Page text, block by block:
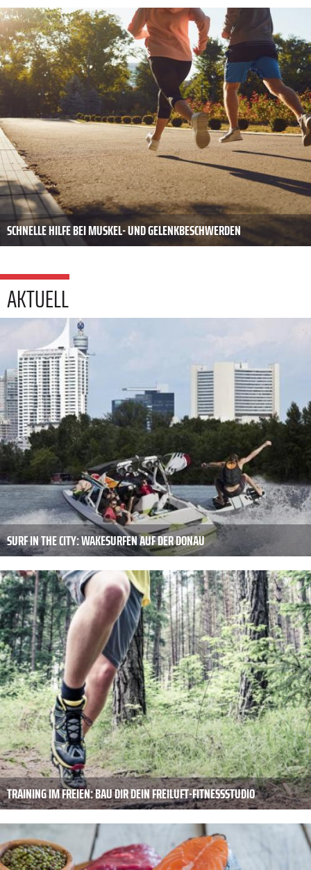
SCHNELLE HILFE BEI MUSKEL- UND GELENKBESCHWERDEN
AKTUELL
SURF IN THE CITY: WAKESURFEN AUF DER DONAU
TRAINING IM FREIEN: BAU DIR DEIN FREILUFT-FITNESSSTUDIO